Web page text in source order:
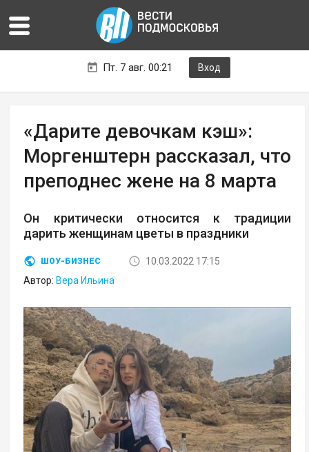
Пт. 7 авг. 00:21 Вход
«Дарите девочкам кэш»:
Моргенштерн рассказал, что
преподнес жене на 8 марта
Он критически относится к традиции
дарить женщинам цветы в праздники
ШОУ-БИЗНЕС
10.03.2022 17:15
Автор: Вера Ильина